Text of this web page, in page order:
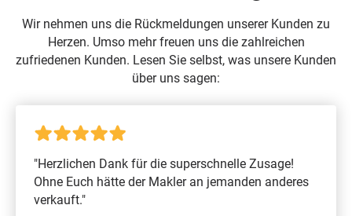
Wir nehmen uns die Rückmeldungen unserer Kunden zu
Herzen. Umso mehr freuen uns die zahlreichen
zufriedenen Kunden. Lesen Sie selbst, was unsere Kunden
über uns sagen:
"Herzlichen Dank für die superschnelle Zusage!
Ohne Euch hätte der Makler an jemanden anderes
verkauft."